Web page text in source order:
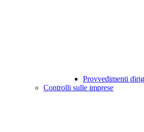
Provvedimenti
Controlli sulle imprese